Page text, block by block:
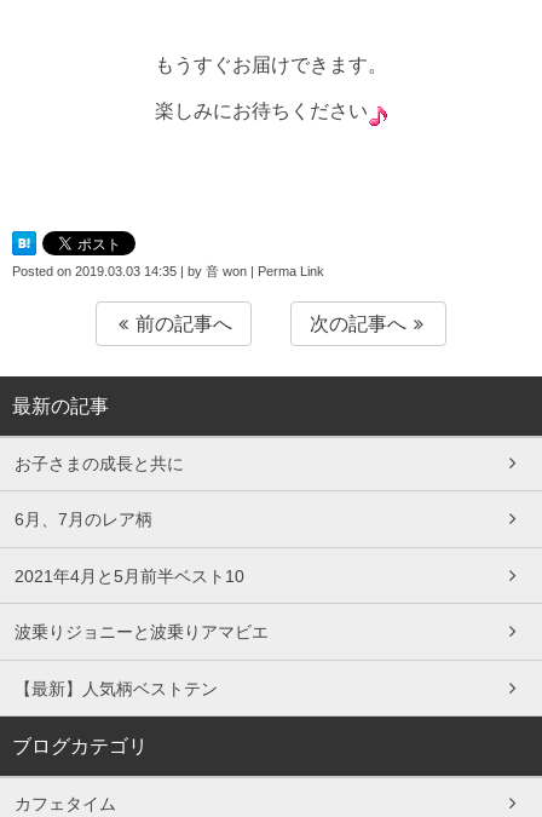
もうすぐお届けできます。
楽しみにお待ちください
Posted on 2019.03.03 14:35 by 音 won Perma Link
前の記事へ 次の記事へ
最新の記事
お子さまの成長と共に
6月、7月のレア柄
2021年4月と5月前半ベスト10
波乗りジョニーと波乗りアマビエ
【最新】人気柄ベストテン
ブログカテゴリ
カフェタイム